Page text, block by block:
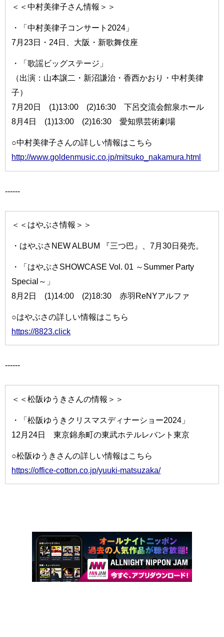
＜＜中村美律子さん情報＞＞
・「中村美律子コンサート2024」
7月23日・24日、大阪・新歌舞伎座
・「歌謡ビッグステージ」
（出演：山本譲二・新沼謙治・香西かおり・中村美律
子）
7月20日 (1)13:00 (2)16:30 下呂交流会館泉ホール
8月4日 (1)13:00 (2)16:30 愛知県芸術劇場
○中村美律子さんの詳しい情報はこちら
http://www.goldenmusic.co.jp/mitsuko_nakamura.html
------
＜＜はやぶさ情報＞＞
・はやぶさNEW ALBUM 『三つ巴』、7月30日発売。
・「はやぶさSHOWCASE Vol. 01 ～Summer Party
Special～」
8月2日 (1)14:00 (2)18:30 赤羽ReNYアルファ
○はやぶさの詳しい情報はこちら
https://8823.click
------
＜＜松阪ゆうきさんの情報＞＞
・「松阪ゆうきクリスマスディナーショー2024」
12月24日 東京錦糸町の東武ホテルレバント東京
○松阪ゆうきさんの詳しい情報はこちら
https://office-cotton.co.jp/yuuki-matsuzaka/